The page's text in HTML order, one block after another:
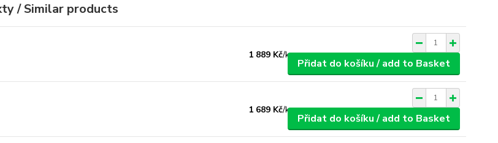
/ Similar products
1 889 Kč/ks
Přidat do košíku / add to Basket
1 689 Kč/ks
Přidat do košíku / add to Basket